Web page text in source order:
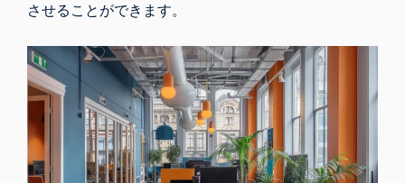
させることができます。